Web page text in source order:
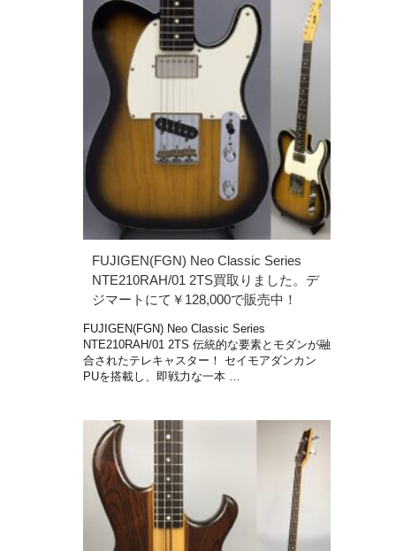
FUJIGEN(FGN) Neo Classic Series
NTE210RAH/01 2TS買取りました。デ
ジマートにて￥128,000で販売中！
FUJIGEN(FGN) Neo Classic Series
NTE210RAH/01 2TS 伝統的な要素とモダンが融
合されたテレキャスター！ セイモアダンカン
PUを搭載し、即戦力な一本 …